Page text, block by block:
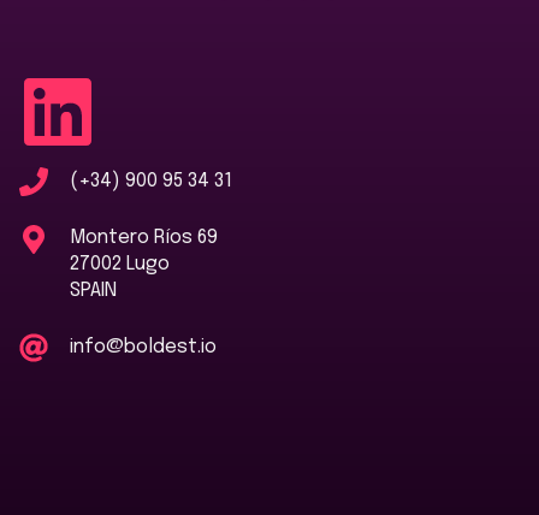
(+34) 900 95 34 31
Montero Ríos 69
27002 Lugo
SPAIN
info@boldest.io